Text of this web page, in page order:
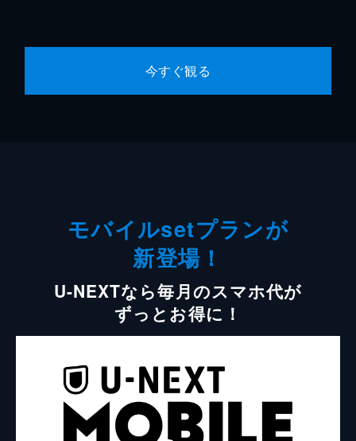
今すぐ観る
モバイルsetプランが
新登場！
U-NEXTなら毎月のスマホ代が
ずっとお得に！